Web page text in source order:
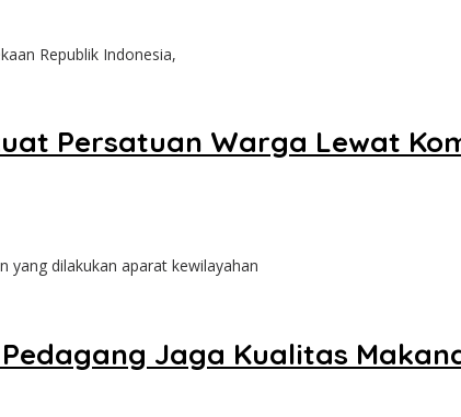
Republik Indonesia,
Persatuan Warga Lewat
yang dilakukan aparat kewilayahan
Jaga Kualitas